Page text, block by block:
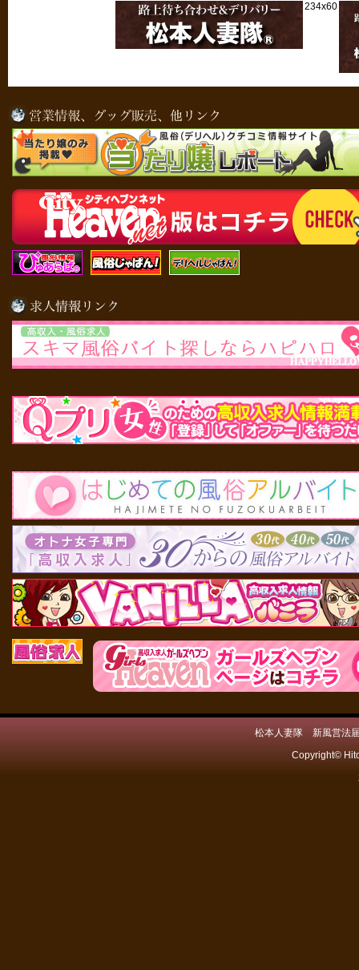
234x60
松本人妻隊 新風営法
Copyright©